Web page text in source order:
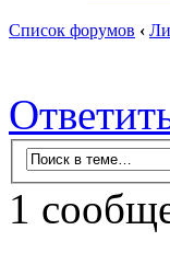
Список форумов ‹
1